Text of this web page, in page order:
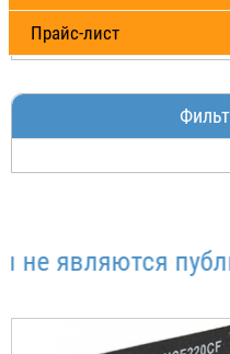
Прайс-лист
являются